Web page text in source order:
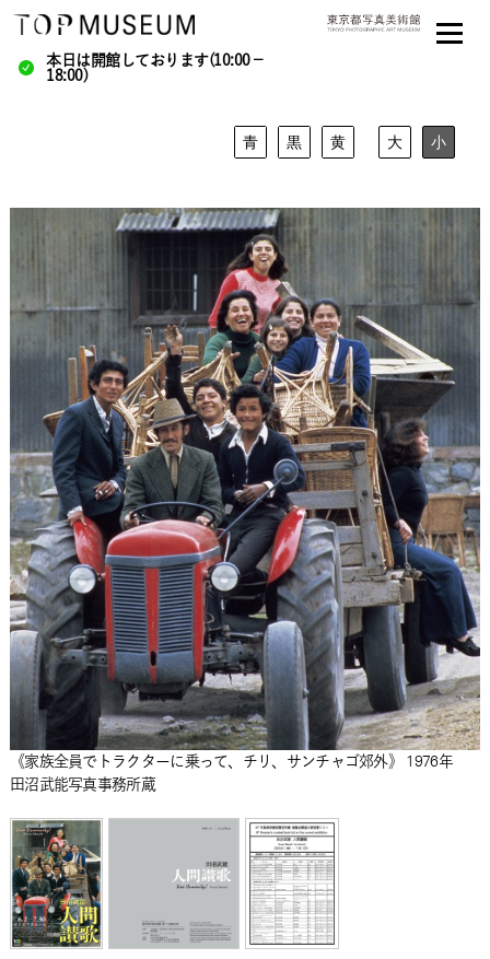
本日は開館しております(10:00－
18:00)
青 黒 黄 大 小
《家族全員でトラクターに乗って、チリ、サンチャゴ郊外》 1976年
田沼武能写真事務所蔵